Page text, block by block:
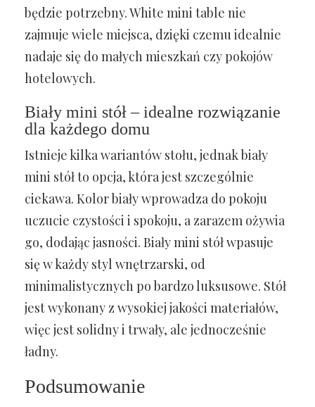
będzie potrzebny. White mini table nie
zajmuje wiele miejsca, dzięki czemu idealnie
nadaje się do małych mieszkań czy pokojów
hotelowych.
Biały mini stół – idealne rozwiązanie
dla każdego domu
Istnieje kilka wariantów stołu, jednak biały
mini stół to opcja, która jest szczególnie
ciekawa. Kolor biały wprowadza do pokoju
uczucie czystości i spokoju, a zarazem ożywia
go, dodając jasności. Biały mini stół wpasuje
się w każdy styl wnętrzarski, od
minimalistycznych po bardzo luksusowe. Stół
jest wykonany z wysokiej jakości materiałów,
więc jest solidny i trwały, ale jednocześnie
ładny.
Podsumowanie